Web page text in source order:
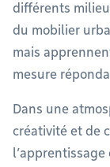
différents
du mobilier
mais
mesure
Dans une
créativité et de
l’apprentissage